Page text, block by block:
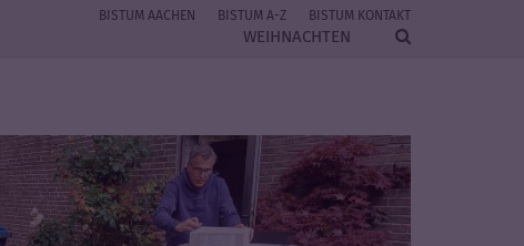
BISTUM AACHEN BISTUM A-Z BISTUM KONTAKT
WEIHNACHTEN